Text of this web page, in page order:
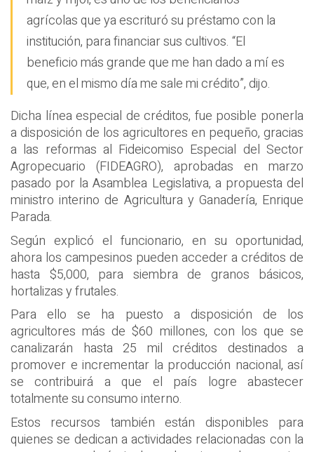
agrícolas que ya escrituró su préstamo con la
institución, para financiar sus cultivos. “El
beneficio más grande que me han dado a mí es
que, en el mismo día me sale mi crédito”, dijo.
Dicha línea especial de créditos, fue posible ponerla
a disposición de los agricultores en pequeño, gracias
a las reformas al Fideicomiso Especial del Sector
Agropecuario (FIDEAGRO), aprobadas en marzo
pasado por la Asamblea Legislativa, a propuesta del
ministro interino de Agricultura y Ganadería, Enrique
Parada.
Según explicó el funcionario, en su oportunidad,
ahora los campesinos pueden acceder a créditos de
hasta $5,000, para siembra de granos básicos,
hortalizas y frutales.
Para ello se ha puesto a disposición de los
agricultores más de $60 millones, con los que se
canalizarán hasta 25 mil créditos destinados a
promover e incrementar la producción nacional, así
se contribuirá a que el país logre abastecer
totalmente su consumo interno.
Estos recursos también están disponibles para
quienes se dedican a actividades relacionadas con la